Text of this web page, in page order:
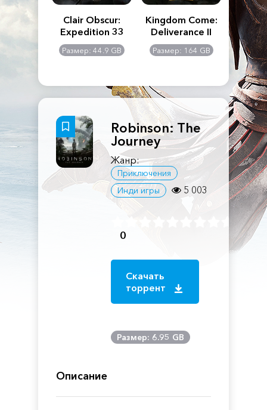
Creed
Clair Obscur:
Expedition 33
Размер: 44.9 GB
Kingdom Come:
Deliverance II
Размер: 164 GB
The
Robinson: The
Journey
Жанр:
Приключения
Инди игры
5 003
0
Скачать
торрент
Размер: 6.95 GB
Описание